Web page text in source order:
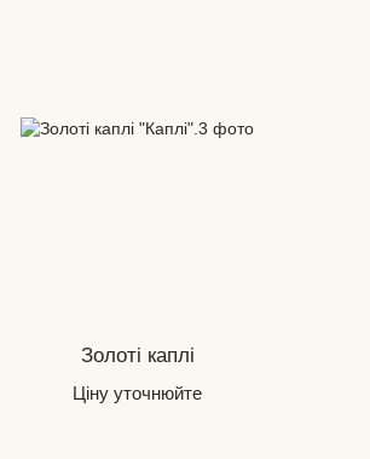
Золоті каплі
Ціну уточнюйте